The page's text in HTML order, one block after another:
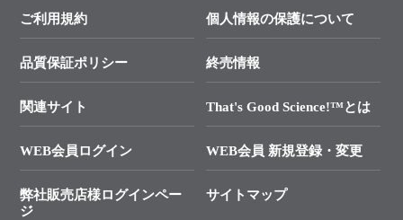
価格改定のご案内
技術セミナーのご案内
タカラバイオ発表文献
クローニング実験ガイド
SMARTer NGSポータルサイト
プライマー設計
制限酵素切断サイトの検索
ユーザーズボイス集
├ 実験コンシェルジュ
├ 受託サービスお問い合わせ
資料請求 機器関連
ご利用規約 個人情報の保護について
品質保証ポリシー 終売情報
関連サイト That's Good Science!™とは
WEB会員ログイン WEB会員 新規登録・変更
弊社販売店様ログインペー
ジ
サイトマップ